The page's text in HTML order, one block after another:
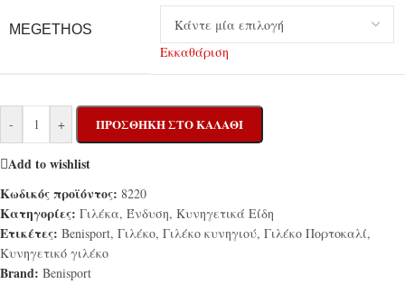
MEGETHOS
Εκκαθάριση
- + ΠΡΟΣΘΉΚΗ ΣΤΟ ΚΑΛΆΘΙ
Add to wishlist
Κωδικός προϊόντος: 8220
Κατηγορίες: Γιλέκα, Ένδυση, Κυνηγετικά Είδη
Ετικέτες: Benisport, Γιλέκο, Γιλέκο κυνηγιού, Γιλέκο Πορτοκαλί,
Κυνηγετικό γιλέκο
Brand: Benisport